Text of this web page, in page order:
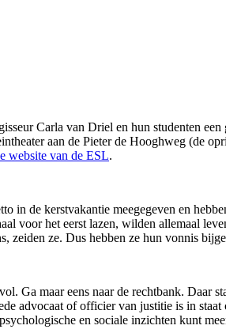
Carla van Driel en hun studenten
aan de Pieter de Hooghweg (de
website van de ESL.
in de kerstvakantie meegegeven en
voor het eerst lazen, wilden allemaal
zeiden ze. Dus hebben ze hun vonnis
Ga maar eens naar de rechtbank. Daar
advocaat of officier van justitie is in
en sociale inzichten kunt